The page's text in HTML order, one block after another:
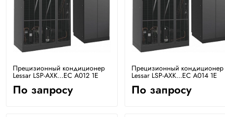
Прецизионный кондиционер
Lessar LSP-AXK...EC A012 1E
По запросу
Прецизионный кондиционер
Lessar LSP-AXK...EC A014 1E
По запросу